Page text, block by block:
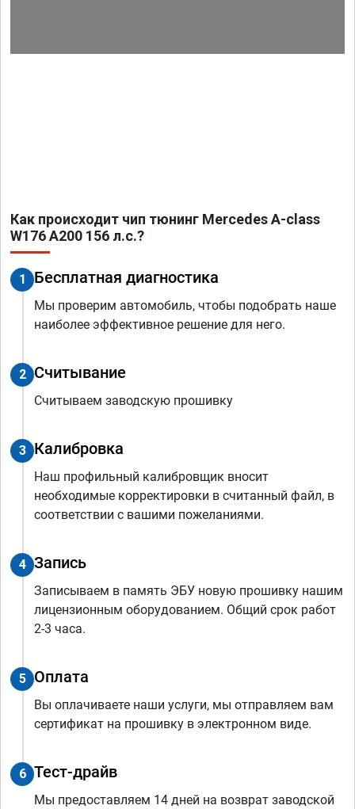
Как происходит чип тюнинг Mercedes A-class
W176 A200 156 л.с.?
1 Бесплатная диагностика
Мы проверим автомобиль, чтобы подобрать наше
наиболее эффективное решение для него.
2 Считывание
Считываем заводскую прошивку
3 Калибровка
Наш профильный калибровщик вносит
необходимые корректировки в считанный файл, в
соответствии с вашими пожеланиями.
4 Запись
Записываем в память ЭБУ новую прошивку нашим
лицензионным оборудованием. Общий срок работ
2-3 часа.
5 Оплата
Вы оплачиваете наши услуги, мы отправляем вам
сертификат на прошивку в электронном виде.
6 Тест-драйв
Мы предоставляем 14 дней на возврат заводской